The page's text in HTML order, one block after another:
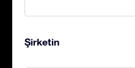
Şirketin